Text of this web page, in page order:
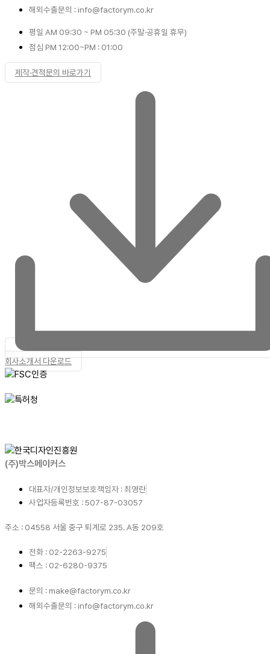
해외수출문의 : info@factorym.co.kr
평일 AM 09:30 ~ PM 05:30 (주말·공휴일 휴무)
점심 PM 12:00~PM : 01:00
제작·견적문의 바로가기
회사소개서 다운로드
(주)박스메이커스
대표자/개인정보보호책임자 : 최영란
사업자등록번호 : 507-87-03057
주소 : 04558 서울 중구 퇴계로 235. A동 209호
전화 : 02-2263-9275
팩스 : 02-6280-9375
문의 : make@factorym.co.kr
해외수출문의 : info@factorym.co.kr